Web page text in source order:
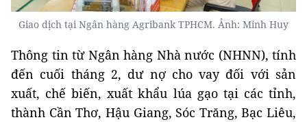
Giao dịch tại Ngân hàng Agribank TPHCM. Ảnh: Minh Huy
Thông tin từ Ngân hàng Nhà nước (NHNN), tính
đến cuối tháng 2, dư nợ cho vay đối với sản
xuất, chế biến, xuất khẩu lúa gạo tại các tỉnh,
thành Cần Thơ, Hậu Giang, Sóc Trăng, Bạc Liêu,